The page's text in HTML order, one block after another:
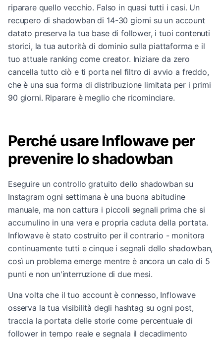
riparare quello vecchio. Falso in quasi tutti i casi. Un
recupero di shadowban di 14-30 giorni su un account
datato preserva la tua base di follower, i tuoi contenuti
storici, la tua autorità di dominio sulla piattaforma e il
tuo attuale ranking come creator. Iniziare da zero
cancella tutto ciò e ti porta nel filtro di avvio a freddo,
che è una sua forma di distribuzione limitata per i primi
90 giorni. Riparare è meglio che ricominciare.
Perché usare Inflowave per
prevenire lo shadowban
Eseguire un controllo gratuito dello shadowban su
Instagram ogni settimana è una buona abitudine
manuale, ma non cattura i piccoli segnali prima che si
accumulino in una vera e propria caduta della portata.
Inflowave è stato costruito per il contrario - monitora
continuamente tutti e cinque i segnali dello shadowban,
così un problema emerge mentre è ancora un calo di 5
punti e non un'interruzione di due mesi.
Una volta che il tuo account è connesso, Inflowave
osserva la tua visibilità degli hashtag su ogni post,
traccia la portata delle storie come percentuale di
follower in tempo reale e segnala il decadimento